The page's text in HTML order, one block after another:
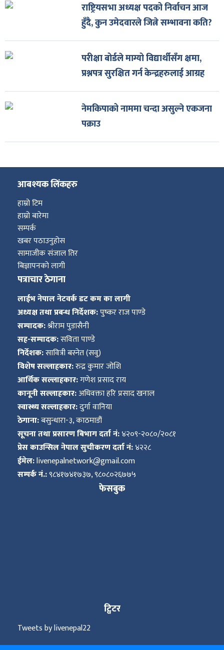
राष्ट्रियसभा अध्यक्ष पदको निर्वाचन आज
हुँदै, कुन उमेदवारले जित्ने सम्भावना कति?
परीक्षा बोर्डले माग्यो विद्यार्थीसँग क्षमा,
प्रश्नपत्र सुरक्षित गर्न केन्द्रहरुलाई आग्रह
नेमकिपाको नाममा चन्दा असुल्ने एकजना
पक्राउ
आबश्यक लिंकहरु
हाम्रो टिम
हाम्रो बारेमा
सम्पर्क
खबर पठाउनुहोस
सामाजीक संजाल तिर
बिज्ञापनको लागी
पत्राचार ठेगाना
लाईभ नेपाल नेटवर्क डट कम का लागी
अध्यक्ष तथा प्रबन्ध निर्देशक:पुष्कर राज पाण्डे
सम्पादक:श्रीराम पुडासैनी
सह-सम्पादक:सविता पाण्डे
निर्देशक:सावित्री बस्नेत (सवु)
विशेष सल्लाहकार:रुद्र कुमार जोशि
आर्थिक सल्लाहकार:गणेश प्रसाद राय
कानूनी सल्लाहकार:अधिवक्ता हरि प्रसाद खनाल
स्वास्थ्य सल्लाहकार:दुर्गा वानिया
ठेगाना:बसुन्धारा-३, काठमाडौं
सूचना तथा प्रसारण बिभाग दर्ता नं:४२०९-२०८०/२०८१
प्रेस काउन्सिल नेपाल सुचीकरण दर्ता नं:४२२८
ईमेल:livenepalnetwork@gmail.com
सम्पर्क नं.:९८४१७४१७३७, ९८०८०२६७७५
फेसबुक
ट्विटर
Tweets by livenepal22